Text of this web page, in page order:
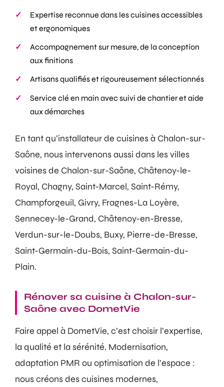
Expertise reconnue dans les cuisines accessibles
et ergonomiques
Accompagnement sur mesure, de la conception
aux finitions
Artisans qualifiés et rigoureusement sélectionnés
Service clé en main avec suivi de chantier et aide
aux démarches
En tant qu’installateur de cuisines à Chalon-sur-
Saône, nous intervenons aussi dans les villes
voisines de Chalon-sur-Saône, Châtenoy-le-
Royal, Chagny, Saint-Marcel, Saint-Rémy,
Champforgeuil, Givry, Fragnes-La Loyère,
Sennecey-le-Grand, Châtenoy-en-Bresse,
Verdun-sur-le-Doubs, Buxy, Pierre-de-Bresse,
Saint-Germain-du-Bois, Saint-Germain-du-
Plain.
Rénover sa cuisine à Chalon-sur-
Saône avec DometVie
Faire appel à DometVie, c’est choisir l’expertise,
la qualité et la sérénité. Modernisation,
adaptation PMR ou optimisation de l’espace :
nous créons des cuisines modernes,